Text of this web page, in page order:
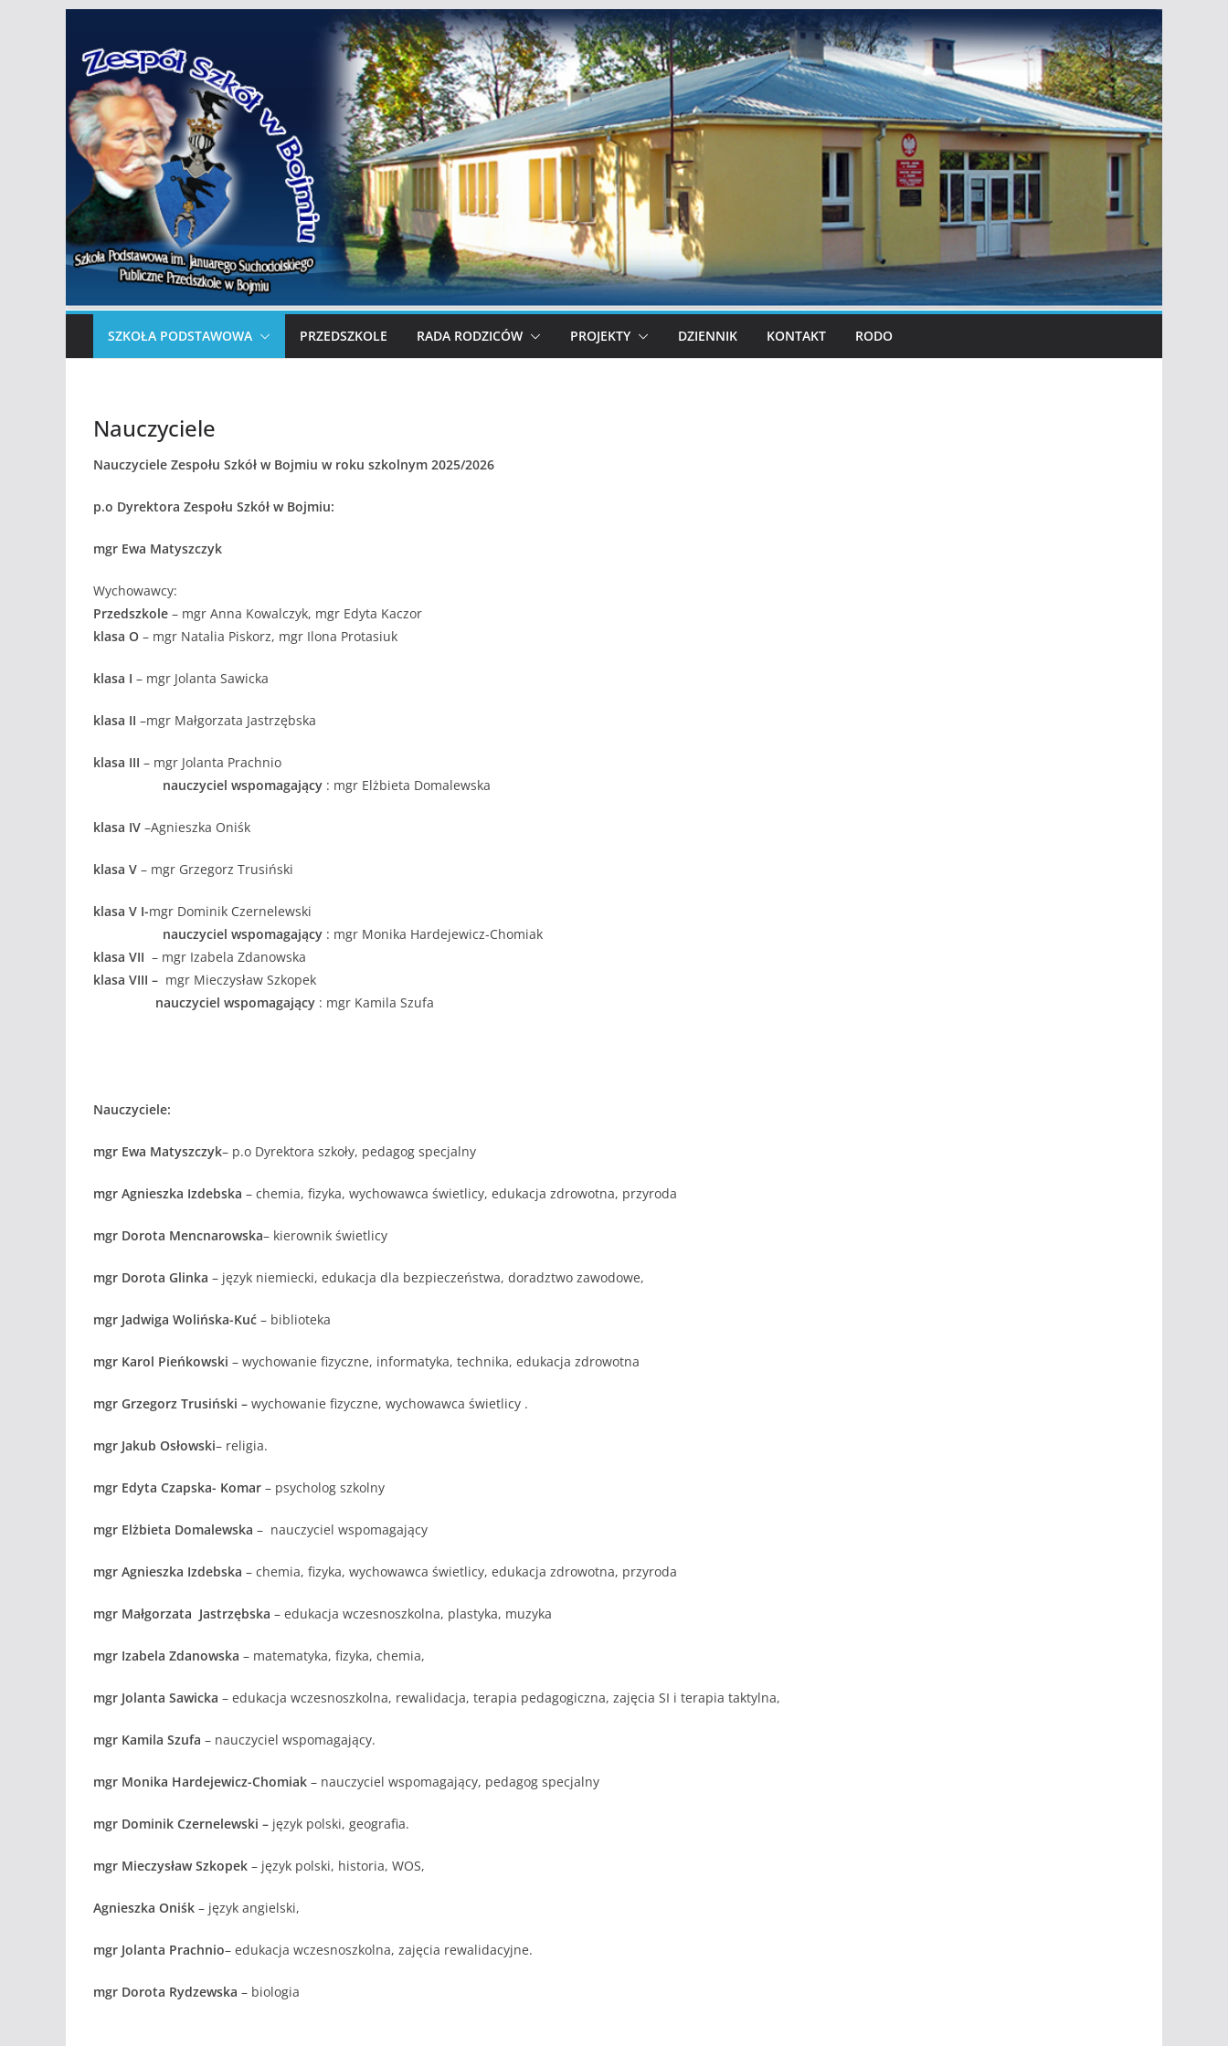
treści
SZKOŁA PODSTAWOWA PRZEDSZKOLE RADA RODZICÓW PROJEKTY DZIENNIK KONTAKT RODO
Nauczyciele
Nauczyciele Zespołu Szkół w Bojmiu w roku szkolnym 2025/2026
p.o Dyrektora Zespołu Szkół w Bojmiu:
mgr Ewa Matyszczyk
Wychowawcy:
Przedszkole – mgr Anna Kowalczyk, mgr Edyta Kaczor
klasa O – mgr Natalia Piskorz, mgr Ilona Protasiuk
klasa I – mgr Jolanta Sawicka
klasa II –mgr Małgorzata Jastrzębska
klasa III – mgr Jolanta Prachnio
nauczyciel wspomagający : mgr Elżbieta Domalewska
klasa IV –Agnieszka Oniśk
klasa V – mgr Grzegorz Trusiński
klasa V I-mgr Dominik Czernelewski
nauczyciel wspomagający : mgr Monika Hardejewicz-Chomiak
klasa VII – mgr Izabela Zdanowska
klasa VIII – mgr Mieczysław Szkopek
nauczyciel wspomagający : mgr Kamila Szufa
Nauczyciele:
mgr Ewa Matyszczyk– p.o Dyrektora szkoły, pedagog specjalny
mgr Agnieszka Izdebska – chemia, fizyka, wychowawca świetlicy, edukacja zdrowotna, przyroda
mgr Dorota Mencnarowska– kierownik świetlicy
mgr Dorota Glinka – język niemiecki, edukacja dla bezpieczeństwa, doradztwo zawodowe,
mgr Jadwiga Wolińska-Kuć – biblioteka
mgr Karol Pieńkowski – wychowanie fizyczne, informatyka, technika, edukacja zdrowotna
mgr Grzegorz Trusiński – wychowanie fizyczne, wychowawca świetlicy .
mgr Jakub Osłowski– religia.
mgr Edyta Czapska- Komar – psycholog szkolny
mgr Elżbieta Domalewska – nauczyciel wspomagający
mgr Agnieszka Izdebska – chemia, fizyka, wychowawca świetlicy, edukacja zdrowotna, przyroda
mgr Małgorzata Jastrzębska – edukacja wczesnoszkolna, plastyka, muzyka
mgr Izabela Zdanowska – matematyka, fizyka, chemia,
mgr Jolanta Sawicka – edukacja wczesnoszkolna, rewalidacja, terapia pedagogiczna, zajęcia SI i terapia taktylna,
mgr Kamila Szufa – nauczyciel wspomagający.
mgr Monika Hardejewicz-Chomiak – nauczyciel wspomagający, pedagog specjalny
mgr Dominik Czernelewski – język polski, geografia.
mgr Mieczysław Szkopek – język polski, historia, WOS,
Agnieszka Oniśk – język angielski,
mgr Jolanta Prachnio– edukacja wczesnoszkolna, zajęcia rewalidacyjne.
mgr Dorota Rydzewska – biologia